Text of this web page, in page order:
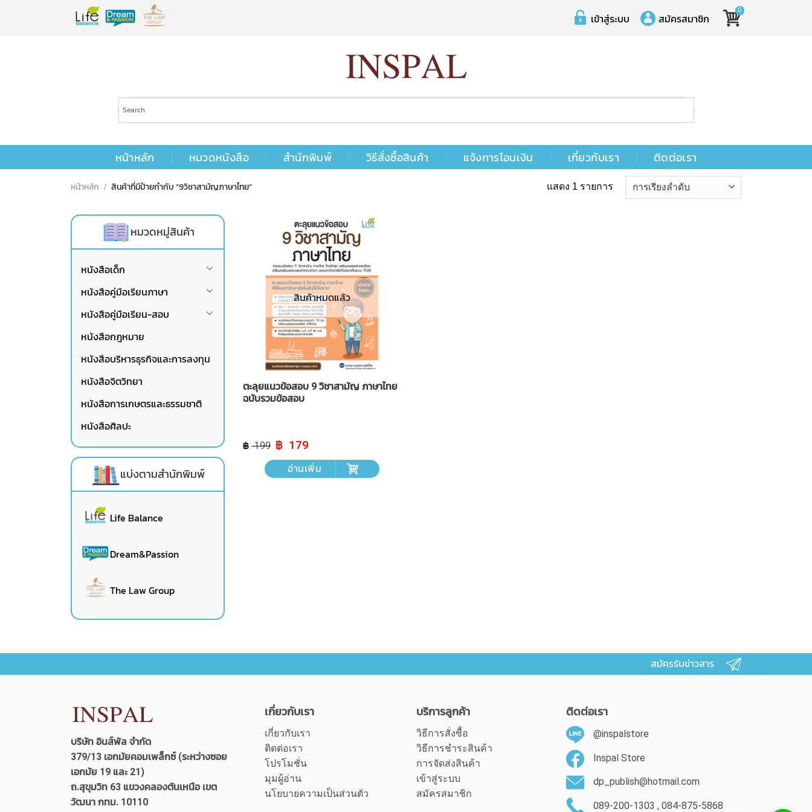
เข้าสู่ระบบ สมัครสมาชิก
0
หน้าหลัก หมวดหนังสือ สำนักพิมพ์ วิธีสั่งซื้อสินค้า แจ้งการโอนเงิน เกี่ยวกับเรา ติดต่อเรา
หน้าหลัก / สินค้าที่มีป้ายกำกับ “9วิชาสามัญภาษาไทย” แสดง 1 รายการ
หมวดหมู่สินค้า
หนังสือเด็ก
หนังสือคู่มือเรียนภาษา
หนังสือคู่มือเรียน-สอบ
หนังสือกฎหมาย
หนังสือบริหารธุรกิจและการลงทุน
หนังสือจิตวิทยา
หนังสือการเกษตรและธรรมชาติ
หนังสือศิลปะ
แบ่งตามสำนักพิมพ์
Life Balance
Dream&Passion
The Law Group
สินค้าหมดแล้ว
ตะลุยแนวข้อสอบ 9 วิชาสามัญ ภาษาไทย
ฉบับรวมข้อสอบ
199 Original
price
was:
฿ 199.
179Current
price
is:
฿ 179.
อ่านเพิ่ม
สมัครรับข่าวสาร
บริษัท อินส์พัล จำกัด
379/13 เอกมัยคอมเพล็กซ์ (ระหว่างซอย
เอกมัย 19 และ 21)
ถ.สุขุมวิท 63 แขวงคลองตันเหนือ เขต
วัฒนา กทม. 10110
เกี่ยวกับเรา
เกี่ยวกับเรา
ติดต่อเรา
โปรโมชั่น
มุมผู้อ่าน
นโยบายความเป็นส่วนตัว
บริการลูกค้า
วิธีการสั่งซื้อ
วิธีการชำระสินค้า
การจัดส่งสินค้า
เข้าสู่ระบบ
สมัครสมาชิก
ติดต่อเรา
@inspalstore
Inspal Store
dp_publish@hotmail.com
089-200-1303 , 084-875-5868